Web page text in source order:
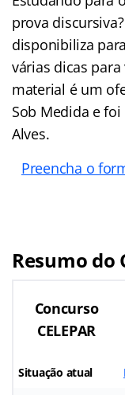
prova
disponibiliza
várias dicas
material é um
Sob Medida e
Alves.
Preencha o
Resumo do
Concurso
CELEPAR
Situação atual